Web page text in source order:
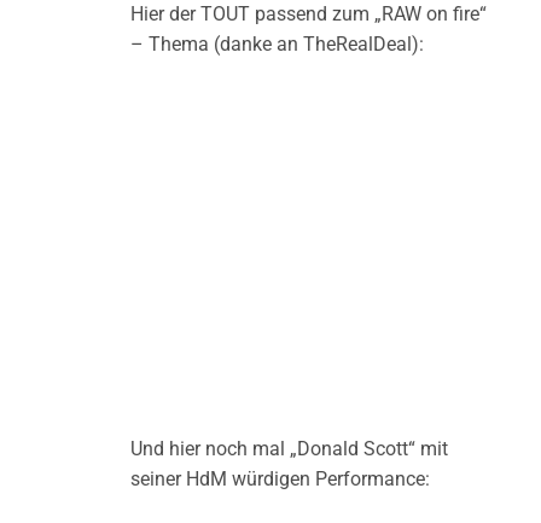
Hier der TOUT passend zum „RAW on fire“
– Thema (danke an TheRealDeal):
Und hier noch mal „Donald Scott“ mit
seiner HdM würdigen Performance: